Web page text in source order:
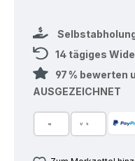
14 tägiges
97 % bewerten
AUSGEZEICHNET